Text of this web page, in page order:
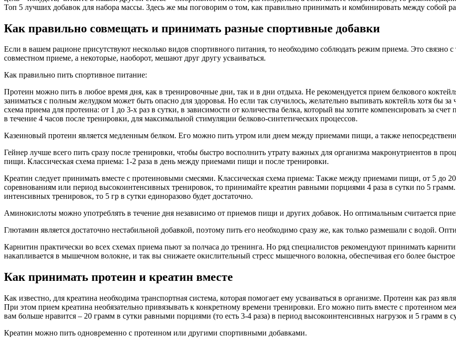
Топ 5 лучших добавок для набора массы. Здесь же мы поговорим о том, как правильно принимать и комбинировать между собой
Как правильно совмещать и принимать разные спортивные добавки
Если в вашем рационе присутствуют несколько видов спортивного питания, то необходимо соблюдать режим приема. Это связно
совместном приеме, а некоторые, наоборот, мешают друг другу усваиваться.
Как правильно пить спортивное питание:
Протеин можно пить в любое время дня, как в тренировочные дни, так и в дни отдыха. Не рекомендуется прием белкового
заниматься с полным желудком может быть опасно для здоровья. Но если так случилось, желательно выпивать коктейль хотя бы
схема приема для протеина: от 1 до 3-х раз в сутки, в зависимости от количества белка, который вы хотите компенсировать за
в течение 4 часов после тренировки, для максимальной стимуляции белково-синтетических процессов.
Казеиновый протеин является медленным белком. Его можно пить утром или днем между приемами пищи, а также
Гейнер лучше всего пить сразу после тренировки, чтобы быстро восполнить утрату важных для организма макронутриентов в
пищи. Классическая схема приема: 1-2 раза в день между приемами пищи и после тренировки.
Креатин следует принимать вместе с протеиновыми смесями. Классическая схема приема: Также между приемами пищи, от 5 до
соревнованиям или период высокоинтенсивных тренировок, то принимайте креатин равными порциями 4 раза в сутки по 5
интенсивных тренировок, то 5 гр в сутки единоразово будет достаточно.
Аминокислоты можно употреблять в течение дня независимо от приемов пищи и других добавок. Но оптимальным считается
Глютамин является достаточно нестабильной добавкой, поэтому пить его необходимо сразу же, как только размешали с водой.
Карнитин практически во всех схемах приема пьют за полчаса до тренинга. Но ряд специалистов рекомендуют принимать
накапливается в мышечном волокне, и так вы снижаете окислительный стресс мышечного волокна, обеспечивая его более быстрое
Как принимать протеин и креатин вместе
Как известно, для креатина необходима транспортная система, которая помогает ему усваиваться в организме. Протеин как раз
При этом прием креатина необязательно привязывать к конкретному времени тренировки. Его можно пить вместе с протеином
вам больше нравится – 20 грамм в сутки равными порциями (то есть 3-4 раза) в период высокоинтенсивных нагрузок и 5 грамм в
Креатин можно пить одновременно с протеином или другими спортивными добавками.